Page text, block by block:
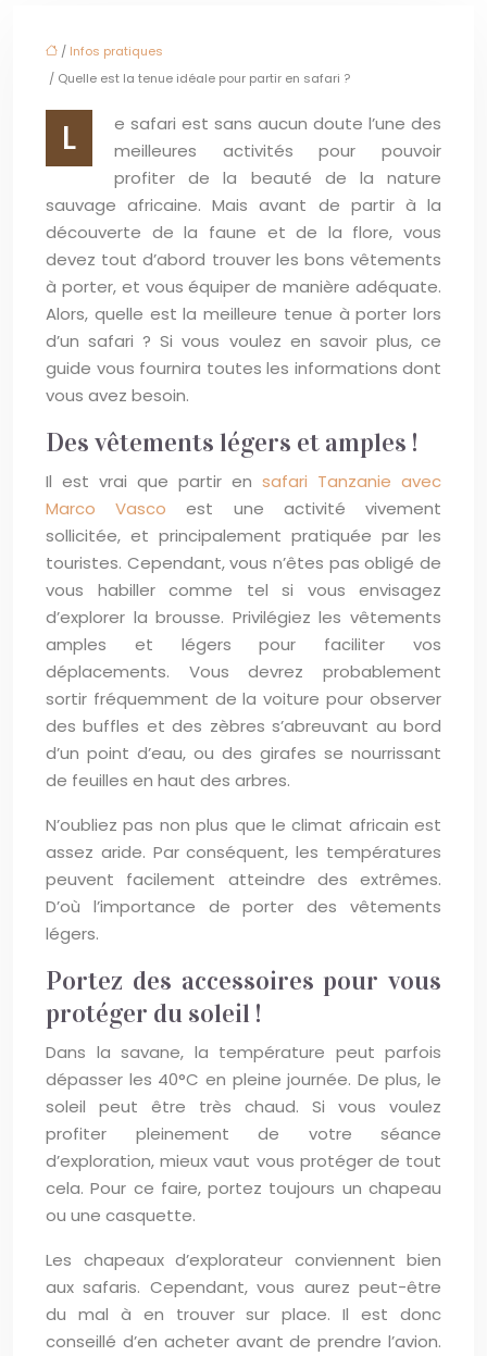
/ Infos pratiques
/ Quelle est la tenue idéale pour partir en safari ?
L
e safari est sans aucun doute l’une des
meilleures activités pour pouvoir
profiter de la beauté de la nature
sauvage africaine. Mais avant de partir à la
découverte de la faune et de la flore, vous
devez tout d’abord trouver les bons vêtements
à porter, et vous équiper de manière adéquate.
Alors, quelle est la meilleure tenue à porter lors
d’un safari ? Si vous voulez en savoir plus, ce
guide vous fournira toutes les informations dont
vous avez besoin.
Des vêtements légers et amples !
Il est vrai que partir en safari Tanzanie avec
Marco Vasco est une activité vivement
sollicitée, et principalement pratiquée par les
touristes. Cependant, vous n’êtes pas obligé de
vous habiller comme tel si vous envisagez
d’explorer la brousse. Privilégiez les vêtements
amples et légers pour faciliter vos
déplacements. Vous devrez probablement
sortir fréquemment de la voiture pour observer
des buffles et des zèbres s’abreuvant au bord
d’un point d’eau, ou des girafes se nourrissant
de feuilles en haut des arbres.
N’oubliez pas non plus que le climat africain est
assez aride. Par conséquent, les températures
peuvent facilement atteindre des extrêmes.
D’où l’importance de porter des vêtements
légers.
Portez des accessoires pour vous
protéger du soleil !
Dans la savane, la température peut parfois
dépasser les 40°C en pleine journée. De plus, le
soleil peut être très chaud. Si vous voulez
profiter pleinement de votre séance
d’exploration, mieux vaut vous protéger de tout
cela. Pour ce faire, portez toujours un chapeau
ou une casquette.
Les chapeaux d’explorateur conviennent bien
aux safaris. Cependant, vous aurez peut-être
du mal à en trouver sur place. Il est donc
conseillé d’en acheter avant de prendre l’avion.